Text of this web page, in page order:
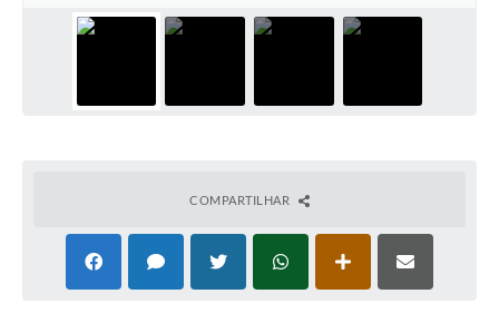
COMPARTILHAR